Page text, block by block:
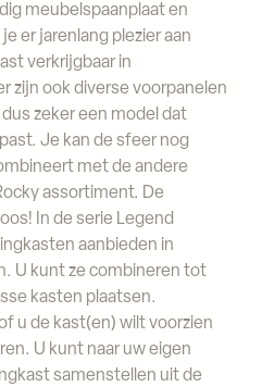
meubelspaanplaat en
er jarenlang plezier aan
verkrijgbaar in
zijn ook diverse voorpanelen
zeker een model dat
Je kan de sfeer nog
met de andere
assortiment. De
In de serie Legend
aanbieden in
U kunt ze combineren tot
kasten plaatsen.
u de kast(en) wilt voorzien
U kunt naar uw eigen
samenstellen uit de